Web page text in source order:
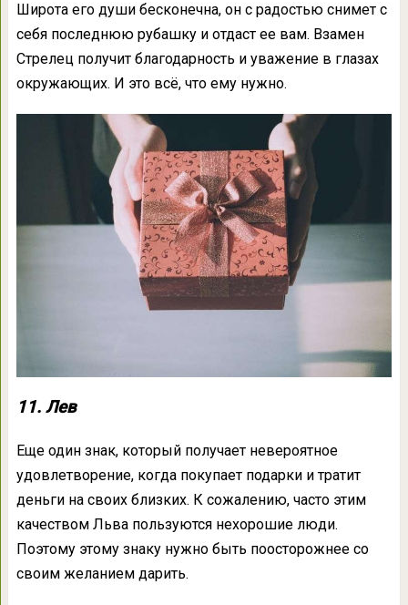
Широта его души бесконечна, он с радостью снимет с
себя последнюю рубашку и отдаст ее вам. Взамен
Стрелец получит благодарность и уважение в глазах
окружающих. И это всё, что ему нужно.
11. Лев
Еще один знак, который получает невероятное
удовлетворение, когда покупает подарки и тратит
деньги на своих близких. К сожалению, часто этим
качеством Льва пользуются нехорошие люди.
Поэтому этому знаку нужно быть поосторожнее со
своим желанием дарить.